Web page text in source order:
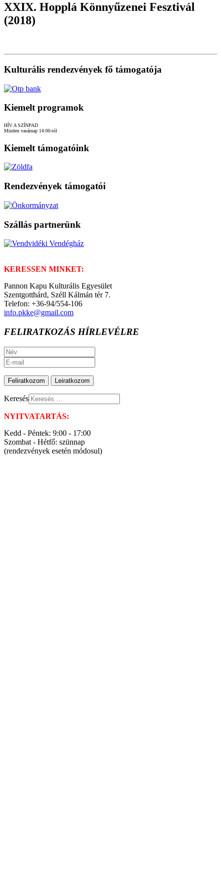
XXIX. Hopplá Könnyűzenei Fesztivál
(2018)
Kulturális rendezvények fő támogatója
Kiemelt programok
HÍV A SZÍNPAD
Minden vasárnap 14:00-tól
Kiemelt támogatóink
Rendezvények támogatói
Szállás partnerünk
KERESSEN MINKET:
Pannon Kapu Kulturális Egyesület
Szentgotthárd, Széll Kálmán tér 7.
Telefon: +36-94/554-106
info.pkke@gmail.com
FELIRATKOZÁS HÍRLEVÉLRE
Keresés
NYITVATARTÁS:
Kedd - Péntek: 9:00 - 17:00
Szombat - Hétfő: szünnap
(rendezvények esetén módosul)